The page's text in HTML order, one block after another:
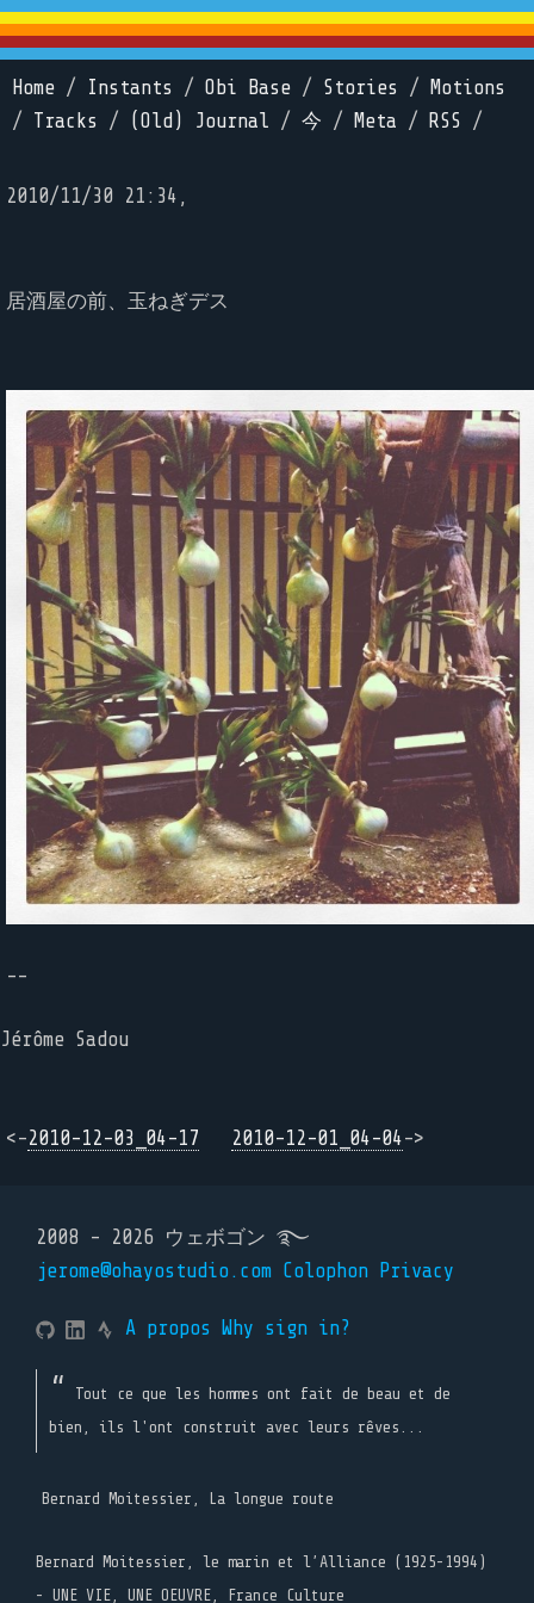
Home / Instants / Obi Base / Stories /
Motions
/ Tracks / (Old) Journal / 今 / Meta / RSS /
2010/11/30 21:34,
居酒屋の前、玉ねぎデス
--
Jérôme Sadou
<-2010-12-03_04-17 2010-12-01_04-04->
2008 - 2026 ウェボゴン ࿐
jerome@ohayostudio.com Colophon Privacy
A propos Why sign in?
Tout ce que les hommes ont fait de beau et de
bien, ils l'ont construit avec leurs rêves...
Bernard Moitessier, La longue route
Bernard Moitessier, le marin et l’Alliance (1925-1994)
- UNE VIE, UNE OEUVRE, France Culture